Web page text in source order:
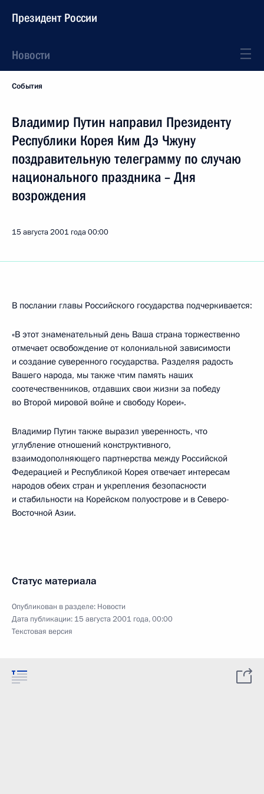
Президент России
Новости
События
Владимир Путин направил Президенту
Республики Корея Ким Дэ Чжуну
поздравительную телеграмму по случаю
национального праздника – Дня
возрождения
15 августа 2001 года00:00
В послании главы Российского государства подчеркивается:
«В этот знаменательный день Ваша страна торжественно
отмечает освобождение от колониальной зависимости
и создание суверенного государства. Разделяя радость
Вашего народа, мы также чтим память наших
соотечественников, отдавших свои жизни за победу
во Второй мировой войне и свободу Кореи».
Владимир Путин также выразил уверенность, что
углубление отношений конструктивного,
взаимодополняющего партнерства между Российской
Федерацией и Республикой Корея отвечает интересам
народов обеих стран и укрепления безопасности
и стабильности на Корейском полуострове и в Северо-
Восточной Азии.
Статус материала
Опубликован в разделе: Новости
Дата публикации: 15 августа 2001 года, 00:00
Текстовая версия